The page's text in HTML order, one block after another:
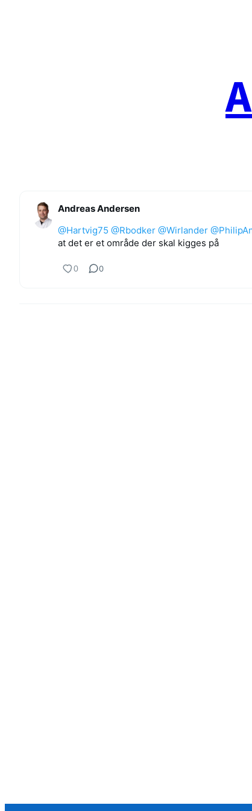
Andreas Andersen
@Hartvig75 @Rbodker @Wirlander
at det er et område der skal kigges på
0 0